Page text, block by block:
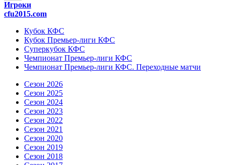
Игроки
cfu2015.com
Кубок КФС
Кубок Премьер-лиги КФС
Суперкубок КФС
Чемпионат Премьер-лиги КФС
Чемпионат Премьер-лиги КФС. Переходные матчи
Сезон 2026
Сезон 2025
Сезон 2024
Сезон 2023
Сезон 2022
Сезон 2021
Сезон 2020
Сезон 2019
Сезон 2018